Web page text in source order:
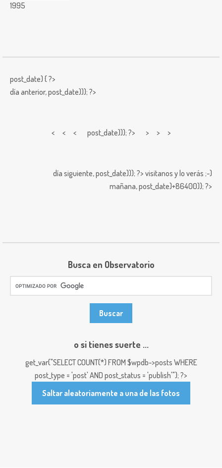
1995
post_date) { ?>
día anterior,post_date))); ?>
< < < post_date))); ?> > > >
día siguiente,post_date))); ?> visitanos y lo verás ;-)
mañana,post_date)+86400)); ?>
Busca en Observatorio
o si tienes suerte ...
get_var("SELECT COUNT(*) FROM $wpdb->posts WHERE
post_type = 'post' AND post_status = 'publish'"); ?>
Saltar aleatoriamente a una de las fotos